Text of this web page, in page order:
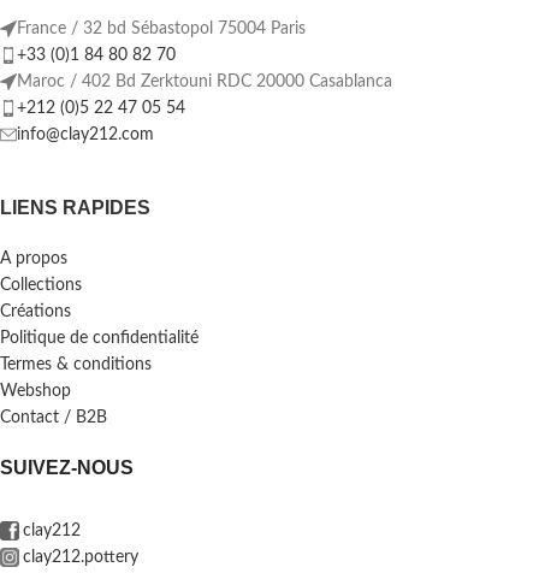
France / 32 bd Sébastopol 75004 Paris
+33 (0)1 84 80 82 70
Maroc / 402 Bd Zerktouni RDC 20000 Casablanca
+212 (0)5 22 47 05 54
info@clay212.com
LIENS RAPIDES
A propos
Collections
Créations
Politique de confidentialité
Termes & conditions
Webshop
Contact / B2B
SUIVEZ-NOUS
clay212
clay212.pottery